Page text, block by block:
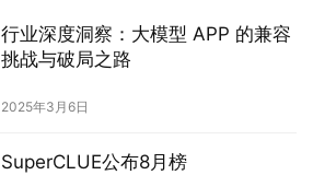
行业深度洞察：大模型 APP 的兼容
挑战与破局之路
2025年3月6日
SuperCLUE公布8月榜